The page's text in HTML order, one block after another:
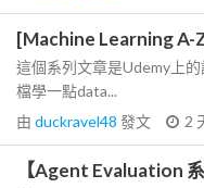
[Machine Learning A-
這個系列文章是Udemy上
檔學一點data...
由 duckravel48 發文 2
【Agent Evaluation